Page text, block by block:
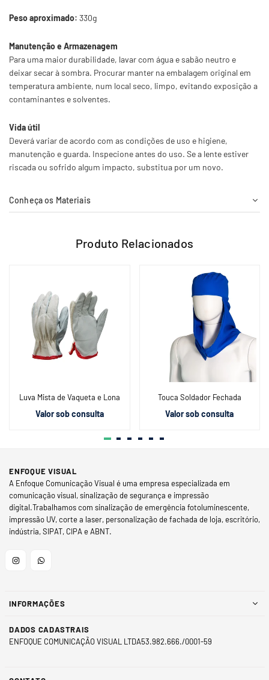
Peso aproximado: 330g
Manutenção e Armazenagem
Para uma maior durabilidade, lavar com água e sabão neutro e
deixar secar à sombra. Procurar manter na embalagem original em
temperatura ambiente, num local seco, limpo, evitando exposição a
contaminantes e solventes.
Vida útil
Deverá variar de acordo com as condições de uso e higiene,
manutenção e guarda. Inspecione antes do uso. Se a lente estiver
riscada ou sofrido algum impacto, substitua por um novo.
Conheça os Materiais
Produto Relacionados
Luva Mista de Vaqueta e Lona
Valor sob consulta
Touca Soldador Fechada
Valor sob consulta
ENFOQUE VISUAL
A Enfoque Comunicação Visual é uma empresa especializada em
comunicação visual, sinalização de segurança e impressão
digital.Trabalhamos com sinalização de emergência fotoluminescente,
impressão UV, corte a laser, personalização de fachada de loja, escritório,
indústria, SIPAT, CIPA e ABNT.
InstagramWhatsapp
INFORMAÇÕES
DADOS CADASTRAIS
ENFOQUE COMUNICAÇÃO VISUAL LTDA53.982.666./0001-59